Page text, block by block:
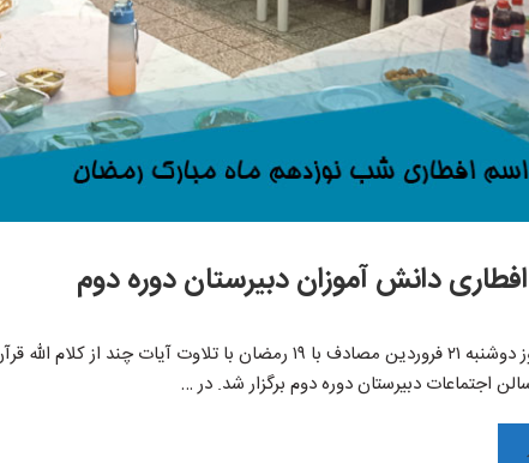
دانش آموزان دبیرستان دوره دوم
این مراسم در روز دوشنبه ۲۱ فروردین مصادف با ۱۹ رمضان با
اجتماعات دبیرستان دوره دوم برگزار شد. در …